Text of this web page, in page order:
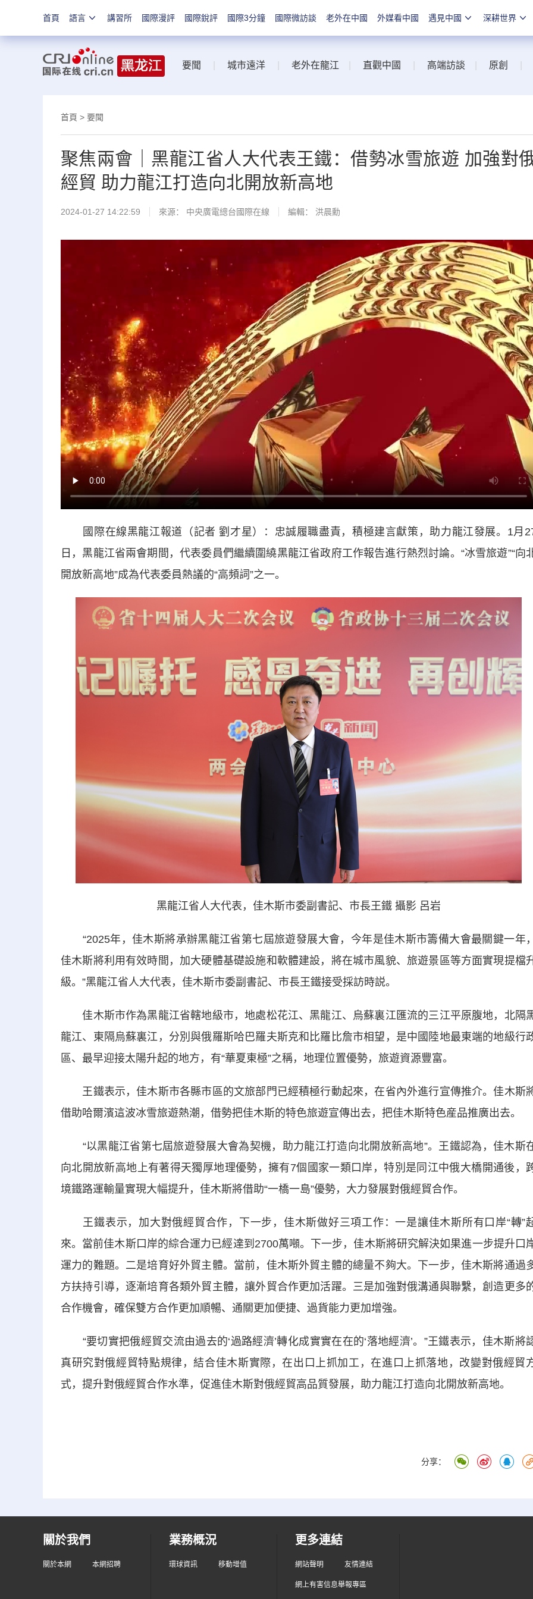
首頁 語言 講習所 國際漫評 國際銳評 國際3分鐘 國際微訪談 老外在中國 外媒看中國 遇見中國 深耕世界
要聞 城市遠洋 老外在龍江 直觀中國 高端訪談 原創
首頁 > 要聞
聚焦兩會｜黑龍江省人大代表王鐵：借勢冰雪旅遊 加強對
經貿 助力龍江打造向北開放新高地
2024-01-27 14:22:59 來源： 中央廣電總台國際在線 編輯： 洪晨勳
國際在線黑龍江報道（記者 劉才星）：忠誠履職盡責，積極建言獻策，助力龍江發展。1月
日，黑龍江省兩會期間，代表委員們繼續圍繞黑龍江省政府工作報告進行熱烈討論。“冰雪旅遊”“向
開放新高地”成為代表委員熱議的“高頻詞”之一。
黑龍江省人大代表，佳木斯市委副書記、市長王鐵 攝影 呂岩
“2025年，佳木斯將承辦黑龍江省第七屆旅遊發展大會，今年是佳木斯市籌備大會最關鍵一年，
佳木斯將利用有效時間，加大硬體基礎設施和軟體建設，將在城市風貌、旅遊景區等方面實現提檔
級。”黑龍江省人大代表，佳木斯市委副書記、市長王鐵接受採訪時説。
佳木斯市作為黑龍江省轄地級市，地處松花江、黑龍江、烏蘇裏江匯流的三江平原腹地，北隔
龍江、東隔烏蘇裏江，分別與俄羅斯哈巴羅夫斯克和比羅比詹市相望，是中國陸地最東端的地級行
區、最早迎接太陽升起的地方，有“華夏東極”之稱，地理位置優勢，旅遊資源豐富。
王鐵表示，佳木斯市各縣市區的文旅部門已經積極行動起來，在省內外進行宣傳推介。佳木斯
借助哈爾濱這波冰雪旅遊熱潮，借勢把佳木斯的特色旅遊宣傳出去，把佳木斯特色産品推廣出去。
“以黑龍江省第七屆旅遊發展大會為契機，助力龍江打造向北開放新高地”。王鐵認為，佳木斯
向北開放新高地上有著得天獨厚地理優勢，擁有7個國家一類口岸，特別是同江中俄大橋開通後，
境鐵路運輸量實現大幅提升，佳木斯將借助“一橋一島”優勢，大力發展對俄經貿合作。
王鐵表示，加大對俄經貿合作，下一步，佳木斯做好三項工作：一是讓佳木斯所有口岸“轉”
來。當前佳木斯口岸的綜合運力已經達到2700萬噸。下一步，佳木斯將研究解決如果進一步提升口
運力的難題。二是培育好外貿主體。當前，佳木斯外貿主體的總量不夠大。下一步，佳木斯將通過
方扶持引導，逐漸培育各類外貿主體，讓外貿合作更加活躍。三是加強對俄溝通與聯繫，創造更多
合作機會，確保雙方合作更加順暢、通關更加便捷、過貨能力更加增強。
“要切實把俄經貿交流由過去的‘過路經濟’轉化成實實在在的‘落地經濟’。”王鐵表示，佳木斯將
真研究對俄經貿特點規律，結合佳木斯實際，在出口上抓加工，在進口上抓落地，改變對俄經貿
式，提升對俄經貿合作水準，促進佳木斯對俄經貿高品質發展，助力龍江打造向北開放新高地。
分享：
關於我們
關於本網 本網招聘
業務概況
環球資訊 移動增值
更多連結
網站聲明 友情連結
網上有害信息舉報專區